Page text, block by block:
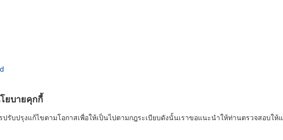
ยบายคุกกี้
รับปรุงแก้ไขตามโอกาสเพื่อให้เป็นไปตามกฎระเบียบดังนั้นเราขอแนะนำให้ท่านตรวจสอบให้